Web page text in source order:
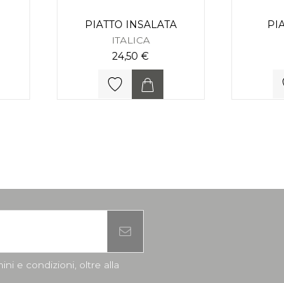
PIATTO INSALATA
ITALICA
24,50 €
e condizioni, oltre alla